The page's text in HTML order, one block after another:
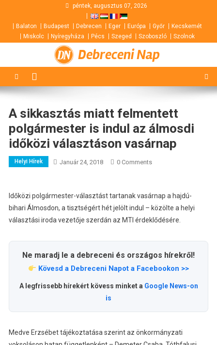
content
péntek, augusztus 07, 2026
Balaton Budapest Debrecen Eger Európa Győr
Kecskemét
Miskolc
Nyíregyháza Pécs Szeged Szoboszló Szolnok
Debreceni Nap
A sikkasztás miatt felmentett
polgármester is indul az álmosdi
időközi választáson vasárnap
Helyi Hírek Január 24, 2018 0 Comments
Időközi polgármester-választást tartanak vasárnap a hajdú-
bihari Álmosdon, a tisztségért hét jelölt indul – közölte a helyi
választási iroda vezetője szerdán az MTI érdeklődésére.
Ne maradj le a debreceni és országos hírekről!
Kövesd a Debreceni Napot a Facebookon >>
A legfrissebb hírekért kövess minket a Google News-on
is
Medve Erzsébet tájékoztatása szerint az önkormányzati